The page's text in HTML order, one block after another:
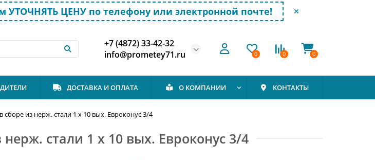
ЦЕНУ по телефону или электронной почте!
+7 (4872) 33-42-32
info@prometey71.ru
0 0 0
ДОСТАВКА И ОПЛАТА О КОМПАНИИ КОНТАКТЫ
сборе из нерж. стали 1 х 10 вых. Евроконус 3/4
нерж. стали 1 х 10 вых. Евроконус 3/4